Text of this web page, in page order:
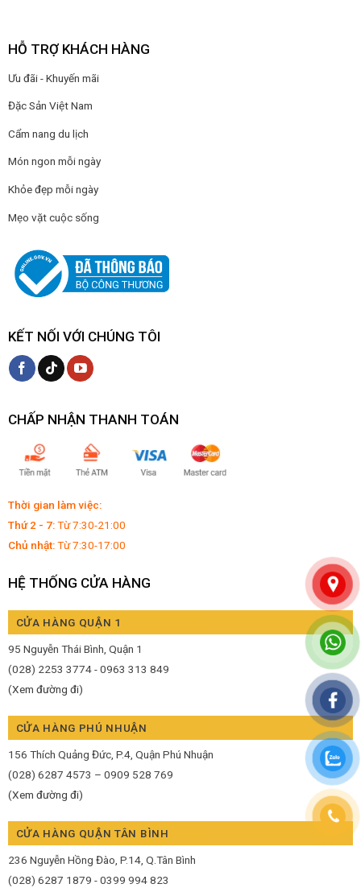
HỖ TRỢ KHÁCH HÀNG
Ưu đãi - Khuyến mãi
Đặc Sản Việt Nam
Cẩm nang du lịch
Món ngon mỗi ngày
Khỏe đẹp mỗi ngày
Mẹo vặt cuộc sống
KẾT NỐI VỚI CHÚNG TÔI
CHẤP NHẬN THANH TOÁN
Thời gian làm việc:
Thứ 2 - 7:Từ 7:30-21:00
Chủ nhật:Từ 7:30-17:00
HỆ THỐNG CỬA HÀNG
CỬA HÀNG QUẬN 1
95 Nguyễn Thái Bình, Quận 1
(028) 2253 3774 - 0963 313 849
(Xem đường đi)
CỬA HÀNG PHÚ NHUẬN
156 Thích Quảng Đức, P.4, Quận Phú Nhuận
(028) 6287 4573 – 0909 528 769
(Xem đường đi)
CỬA HÀNG QUẬN TÂN BÌNH
236 Nguyễn Hồng Đào, P.14, Q.Tân Bình
(028) 6287 1879 - 0399 994 823